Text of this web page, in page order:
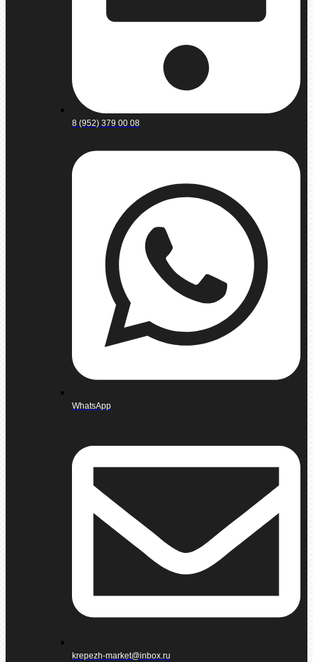
8 (952) 379 00 08
WhatsApp
krepezh-market@inbox.ru